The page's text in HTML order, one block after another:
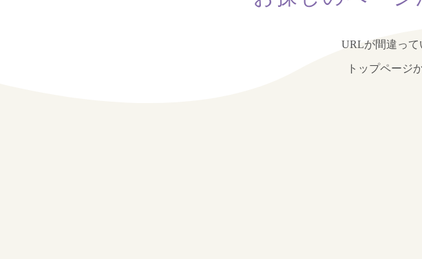
URLが間違って
トップページ